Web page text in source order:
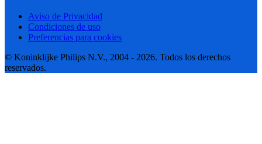
Aviso de Privacidad
Condiciones de uso
Preferencias para cookies
© Koninklijke Philips N.V., 2004 - 2026. Todos los derechos
reservados.